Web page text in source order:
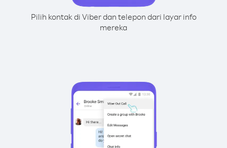
Pilih kontak di Viber dan telepon dari layar info
mereka